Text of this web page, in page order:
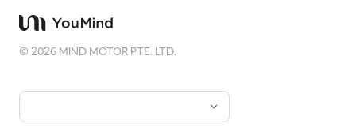
©2026 MIND MOTOR PTE. LTD.